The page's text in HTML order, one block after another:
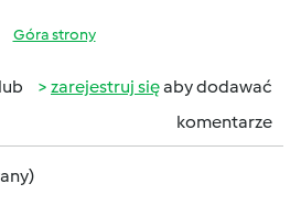
Góra strony
lub zarejestruj sięaby dodawać
komentarze